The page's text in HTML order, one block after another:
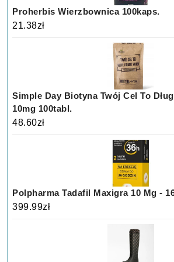
Proherbis Wierzbownica 100kaps.
21.38zł
Simple Day Biotyna Twój Cel To
10mg 100tabl.
48.60zł
Polpharma Tadafil Maxigra 10 Mg -
399.99zł